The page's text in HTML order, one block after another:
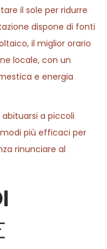
il sole per ridurre
dispone di fonti
il miglior orario
locale, con un
e energia
a piccoli
più efficaci per
rinunciare al